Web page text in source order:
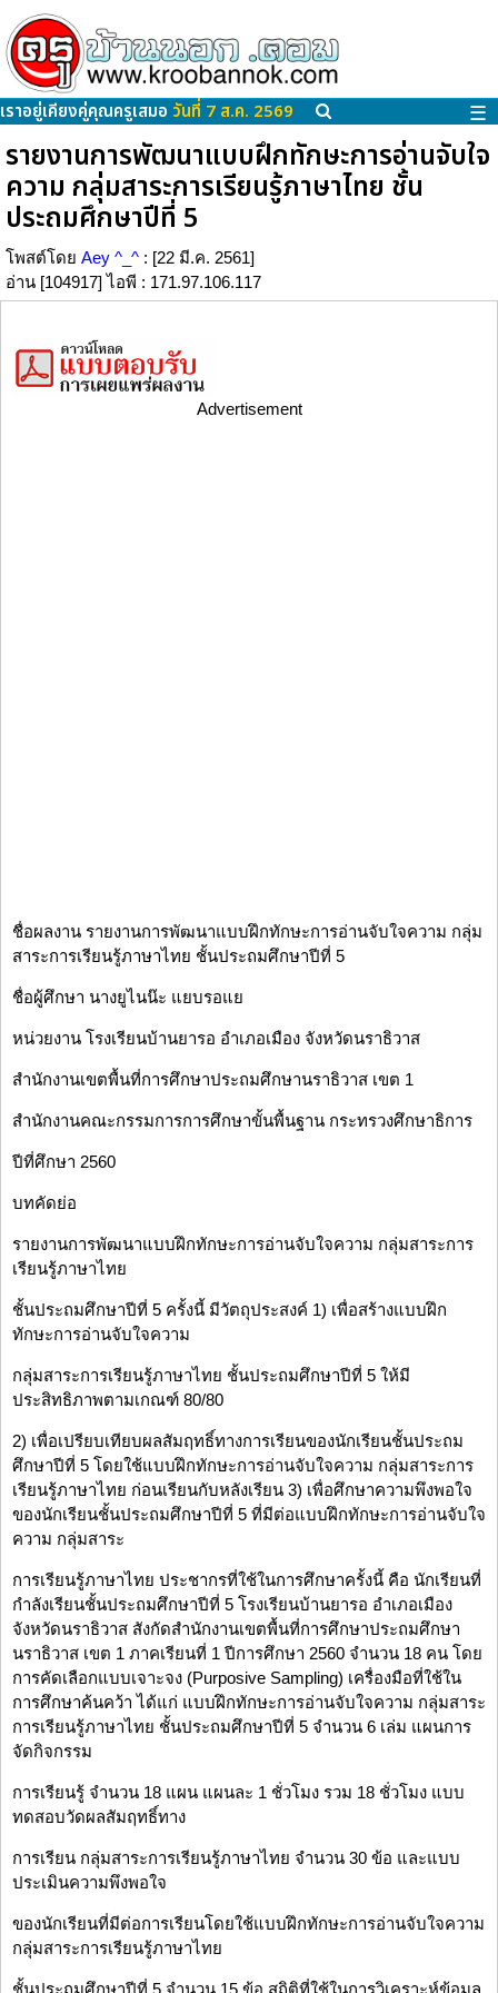
เราอยู่เคียงคู่คุณครูเสมอ วันที่ 7 ส.ค. 2569 ☰
รายงานการพัฒนาแบบฝึกทักษะการอ่านจับใจ
ความ กลุ่มสาระการเรียนรู้ภาษาไทย ชั้น
ประถมศึกษาปีที่ 5
โพสต์โดย Aey ^_^ : [22 มี.ค. 2561]
อ่าน [104917] ไอพี : 171.97.106.117
Advertisement
ชื่อผลงาน รายงานการพัฒนาแบบฝึกทักษะการอ่านจับใจความ กลุ่ม
สาระการเรียนรู้ภาษาไทย ชั้นประถมศึกษาปีที่ 5
ชื่อผู้ศึกษา นางยูไนน๊ะ แยบรอแย
หน่วยงาน โรงเรียนบ้านยารอ อำเภอเมือง จังหวัดนราธิวาส
สำนักงานเขตพื้นที่การศึกษาประถมศึกษานราธิวาส เขต 1
สำนักงานคณะกรรมการการศึกษาขั้นพื้นฐาน กระทรวงศึกษาธิการ
ปีที่ศึกษา 2560
บทคัดย่อ
รายงานการพัฒนาแบบฝึกทักษะการอ่านจับใจความ กลุ่มสาระการ
เรียนรู้ภาษาไทย
ชั้นประถมศึกษาปีที่ 5 ครั้งนี้ มีวัตถุประสงค์ 1) เพื่อสร้างแบบฝึก
ทักษะการอ่านจับใจความ
กลุ่มสาระการเรียนรู้ภาษาไทย ชั้นประถมศึกษาปีที่ 5 ให้มี
ประสิทธิภาพตามเกณฑ์ 80/80
2) เพื่อเปรียบเทียบผลสัมฤทธิ์ทางการเรียนของนักเรียนชั้นประถม
ศึกษาปีที่ 5 โดยใช้แบบฝึกทักษะการอ่านจับใจความ กลุ่มสาระการ
เรียนรู้ภาษาไทย ก่อนเรียนกับหลังเรียน 3) เพื่อศึกษาความพึงพอใจ
ของนักเรียนชั้นประถมศึกษาปีที่ 5 ที่มีต่อแบบฝึกทักษะการอ่านจับใจ
ความ กลุ่มสาระ
การเรียนรู้ภาษาไทย ประชากรที่ใช้ในการศึกษาครั้งนี้ คือ นักเรียนที่
กำลังเรียนชั้นประถมศึกษาปีที่ 5 โรงเรียนบ้านยารอ อำเภอเมือง
จังหวัดนราธิวาส สังกัดสำนักงานเขตพื้นที่การศึกษาประถมศึกษา
นราธิวาส เขต 1 ภาคเรียนที่ 1 ปีการศึกษา 2560 จำนวน 18 คน โดย
การคัดเลือกแบบเจาะจง (Purposive Sampling) เครื่องมือที่ใช้ใน
การศึกษาค้นคว้า ได้แก่ แบบฝึกทักษะการอ่านจับใจความ กลุ่มสาระ
การเรียนรู้ภาษาไทย ชั้นประถมศึกษาปีที่ 5 จำนวน 6 เล่ม แผนการ
จัดกิจกรรม
การเรียนรู้ จำนวน 18 แผน แผนละ 1 ชั่วโมง รวม 18 ชั่วโมง แบบ
ทดสอบวัดผลสัมฤทธิ์ทาง
การเรียน กลุ่มสาระการเรียนรู้ภาษาไทย จำนวน 30 ข้อ และแบบ
ประเมินความพึงพอใจ
ของนักเรียนที่มีต่อการเรียนโดยใช้แบบฝึกทักษะการอ่านจับใจความ
กลุ่มสาระการเรียนรู้ภาษาไทย